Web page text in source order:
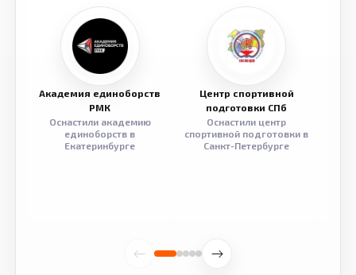
Академия единоборств
РМК
Оснастили академию
единоборств в
Екатеринбурге
Центр спортивной
подготовки СПб
Оснастили центр
спортивной подготовки в
Санкт-Петербурге